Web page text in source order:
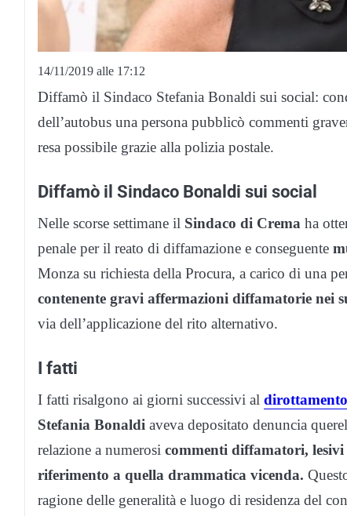
14/11/2019 alle 17:12
Diffamò il Sindaco Stefania Bonaldi sui social:
dell’autobus una persona pubblicò commenti
resa possibile grazie alla polizia postale.
Diffamò il Sindaco Bonaldi sui social
Nelle scorse settimane il Sindaco di Crema ha
penale per il reato di diffamazione e conseguente
Monza su richiesta della Procura, a carico di una
contenente gravi affermazioni diffamatorie nei
via dell’applicazione del rito alternativo.
I fatti
I fatti risalgono ai giorni successivi al
Stefania Bonaldi aveva depositato denuncia
relazione a numerosi commenti diffamatori,
riferimento a quella drammatica vicenda.
ragione delle generalità e luogo di residenza del